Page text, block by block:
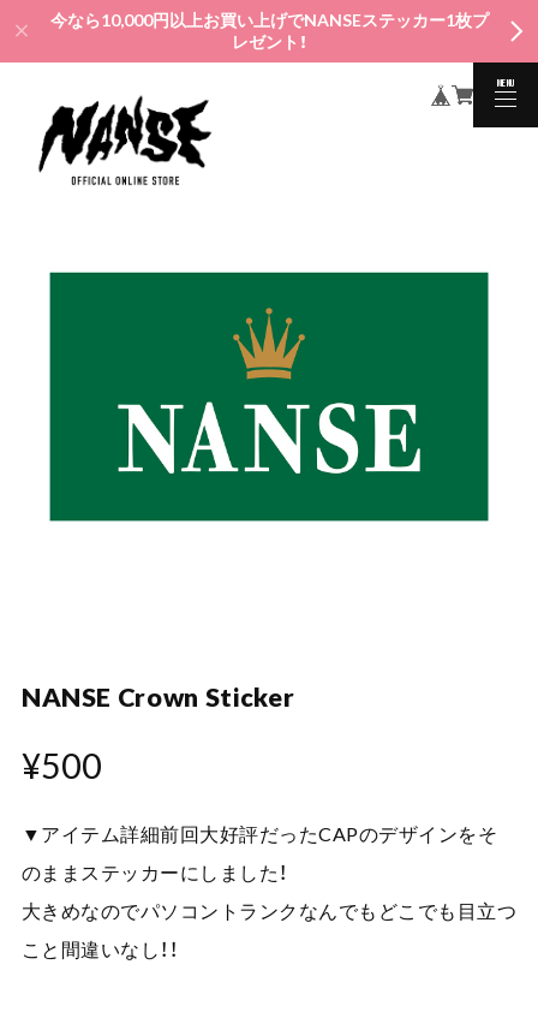
今なら10,000円以上お買い上げでNANSEステッカー1枚プ
レゼント！
MENU
CLOSE
NANSE Crown Sticker
¥500
▼アイテム詳細前回大好評だったCAPのデザインをそ
のままステッカーにしました！
大きめなのでパソコントランクなんでもどこでも目立つ
こと間違いなし！！